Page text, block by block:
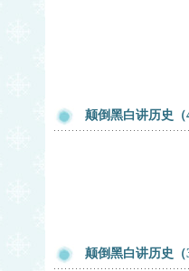
颠倒黑白讲历史
颠倒黑白讲历史